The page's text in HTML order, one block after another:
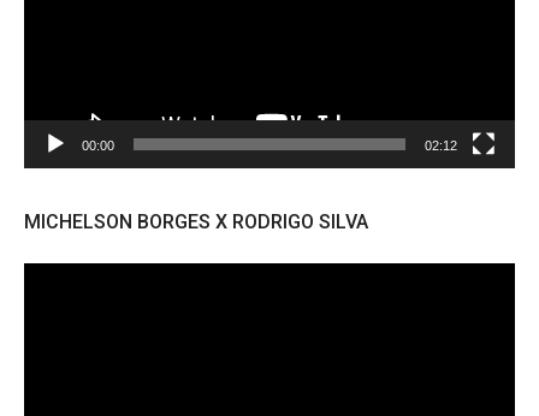
00:00 02:12
MICHELSON BORGES X RODRIGO SILVA